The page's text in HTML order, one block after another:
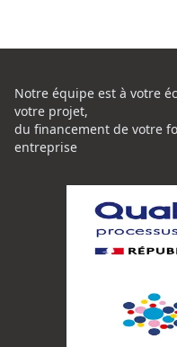
Notre équipe est à votre
votre projet,
du financement de votre
entreprise